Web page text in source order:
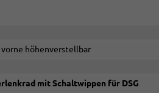
höhenverstellbar
mit Schaltwippen für DSG